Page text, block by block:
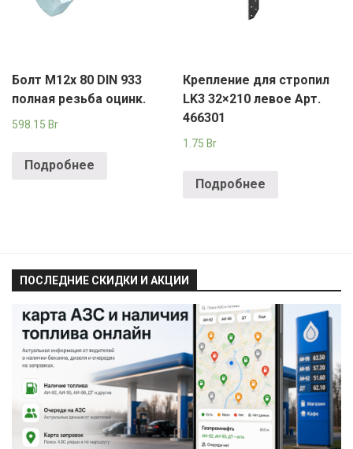
Болт М12х 80 DIN 933
полная резьба оцинк.
598.15 Br
Подробнее
Крепление для стропил
LK3 32×210 левое Арт.
466301
1.75 Br
Подробнее
ПОСЛЕДНИЕ СКИДКИ И АКЦИИ